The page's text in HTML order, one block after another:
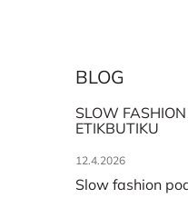
BLOG
SLOW
ETIKBUTIKU
12.4.2026
Slow fashion